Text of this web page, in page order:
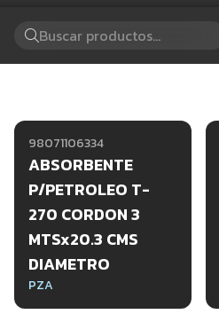
98071106334
ABSORBENTE
P/PETROLEO T-
270 CORDON 3
MTSx20.3 CMS
DIAMETRO
PZA